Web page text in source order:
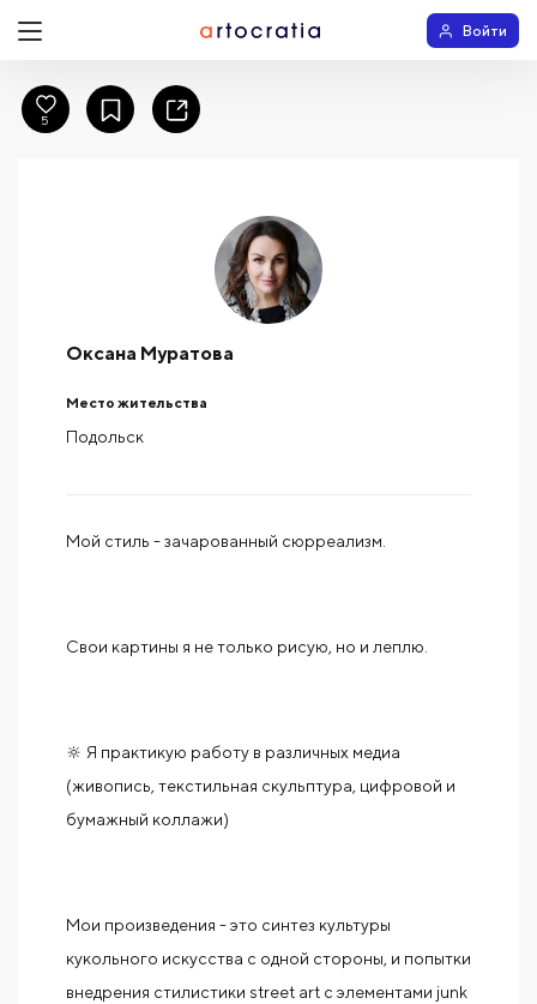
Войти
Оксана Муратова
Место жительства
Подольск
Мой стиль - зачарованный сюрреализм.
Свои картины я не только рисую, но и леплю.
🔆 Я практикую работу в различных медиа
(живопись, текстильная скульптура, цифровой и
бумажный коллажи)
Мои произведения - это синтез культуры
кукольного искусства с одной стороны, и попытки
внедрения стилистики street art с элементами junk
5